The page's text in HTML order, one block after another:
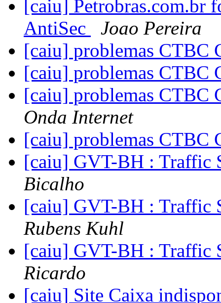
[caiu] Petrobras.com.br
AntiSec
Joao Pereira
[caiu] problemas CTBC
[caiu] problemas CTBC
[caiu] problemas CTBC
Onda Internet
[caiu] problemas CTBC
[caiu] GVT-BH : Traffic
Bicalho
[caiu] GVT-BH : Traffic
Rubens Kuhl
[caiu] GVT-BH : Traffic
Ricardo
[caiu] Site Caixa